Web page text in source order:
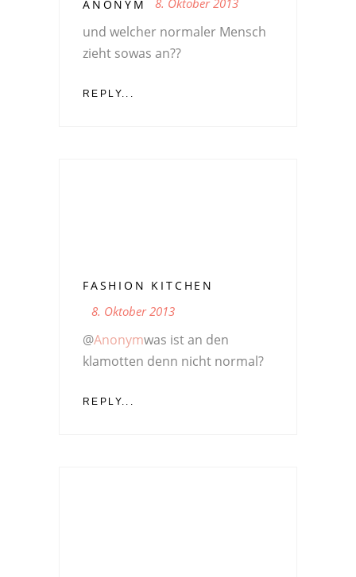
ANONYM 8. Oktober 2013
und welcher normaler Mensch
zieht sowas an??
REPLY...
FASHION KITCHEN
8. Oktober 2013
@Anonymwas ist an den
klamotten denn nicht normal?
REPLY...